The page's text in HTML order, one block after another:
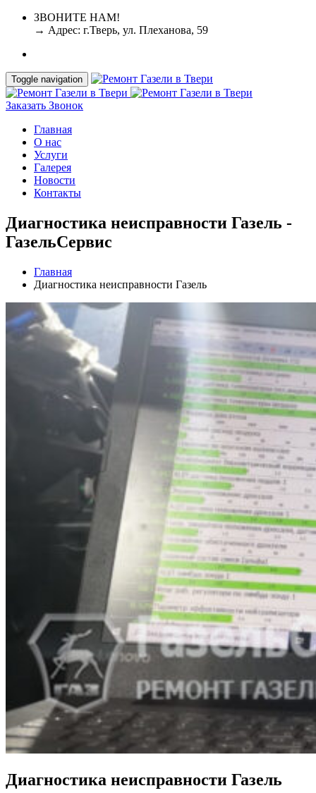
ЗВОНИТЕ НАМ!
→ Адрес: г.Тверь, ул. Плеханова, 59
Toggle navigation
Заказать Звонок
Главная
О нас
Услуги
Галерея
Новости
Контакты
Диагностика неисправности Газель -
ГазельСервис
Главная
Диагностика неисправности Газель
Диагностика неисправности Газель